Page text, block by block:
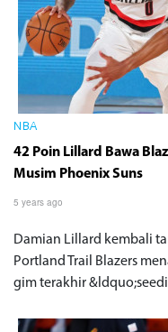
NBA
42 Poin Lillard Bawa
Musim Phoenix Suns
5 years ago
Damian Lillard kembali
Portland Trail Blazers
gim terakhir